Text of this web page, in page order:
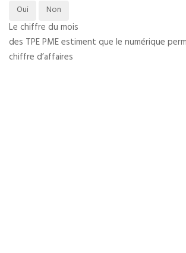
Oui Non
Le chiffre du mois
des TPE PME estiment que le numérique
chiffre d’affaires